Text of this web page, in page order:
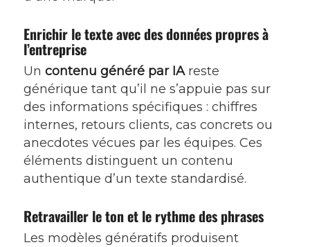
Enrichir le texte avec des données propres à
l’entreprise
Un contenu généré par IAreste
générique tant qu’il ne s’appuie pas sur
des informations spécifiques : chiffres
internes, retours clients, cas concrets ou
anecdotes vécues par les équipes. Ces
éléments distinguent un contenu
authentique d’un texte standardisé.
Retravailler le ton et le rythme des phrases
Les modèles génératifs produisent